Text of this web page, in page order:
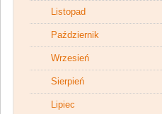
Listopad
Październik
Wrzesień
Sierpień
Lipiec